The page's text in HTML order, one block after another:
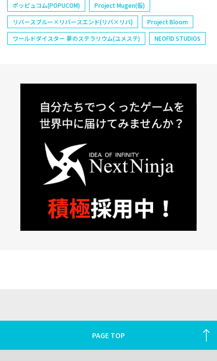
ポッピュコム(POPUCOM)
Project Mugen(仮)
リバースブルー×リバースエンド(リバ×リバ)
Project Bloom
ワールドダイスター 夢のステラリウム(ユメステ)
NEOFID STUDIOS
PAGE TOP